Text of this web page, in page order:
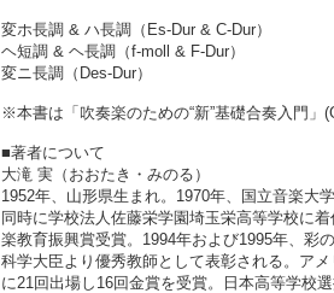
変ホ長調 & ハ長調（Es-Dur & C-Dur）
ヘ短調 & ヘ長調（f-moll & F-Dur）
変ニ長調（Des-Dur）
※本書は「吹奏楽のための“新”基礎合奏入門」
■著者について
大滝 実（おおたき・みのる）
1952年、山形県生まれ。1970年、国立音楽大
同時に学校法人佐藤栄学園埼玉栄高等学校に
楽教育振興賞受賞。1994年および1995年、彩
科学大臣より優秀教師として表彰される。ア
に21回出場し16回金賞を受賞。日本高等学校